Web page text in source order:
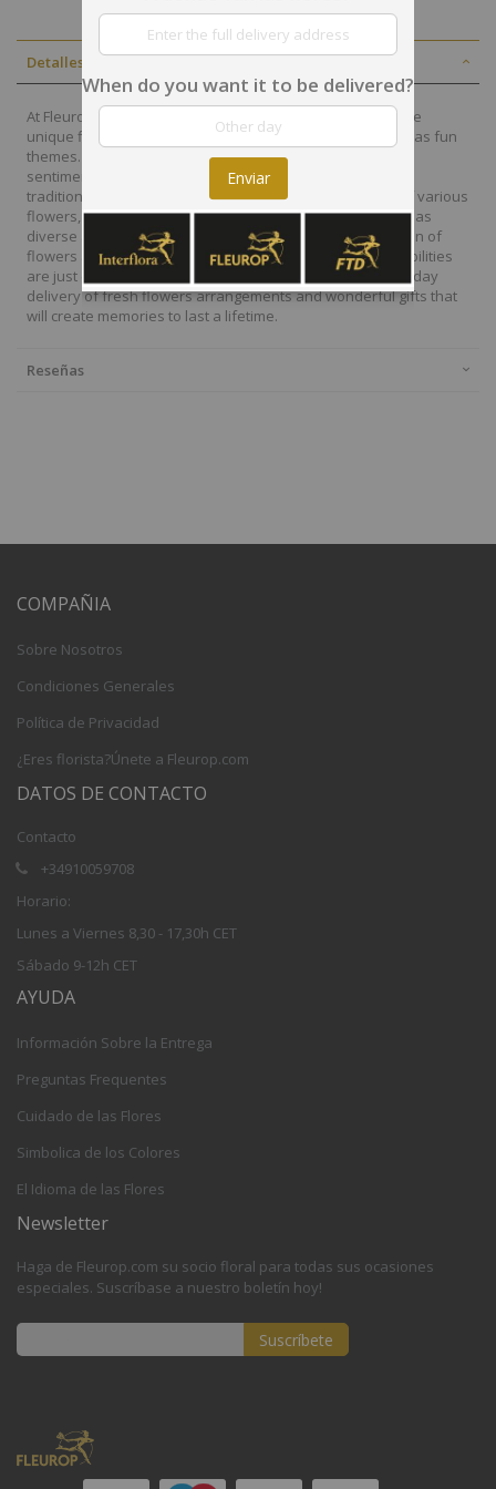
Detalles
At Fleurop, our skilled floral designers endeavour to create
unique floral designs, with imaginative, thoughtful as well as fun
themes. Each bouquet is personally crafted to conjure the
sentiments you want to convey with the flowers. From a
traditional bouquet of red roses to modern assortment of various
flowers, now it is easier to send different flowers that are as
diverse as your expressions. Choose from a vast collection of
flowers and gift baskets for delivery at Fleurop, the possibilities
are just endless. Surprise your loved ones with the same day
delivery of fresh flowers arrangements and wonderful gifts that
will create memories to last a lifetime.
Reseñas
COMPAÑIA
Sobre Nosotros
Condiciones Generales
Política de Privacidad
¿Eres florista?Únete a Fleurop.com
DATOS DE CONTACTO
Contacto
+34910059708
Horario:
Lunes a Viernes 8,30 - 17,30h CET
Sábado 9-12h CET
AYUDA
Información Sobre la Entrega
Preguntas Frequentes
Cuidado de las Flores
Simbolica de los Colores
El Idioma de las Flores
Newsletter
Haga de Fleurop.com su socio floral para todas sus ocasiones
especiales. Suscríbase a nuestro boletín hoy!
nuestro
boletín
de
Suscríbete
When do you want it to be delivered?
Enviar